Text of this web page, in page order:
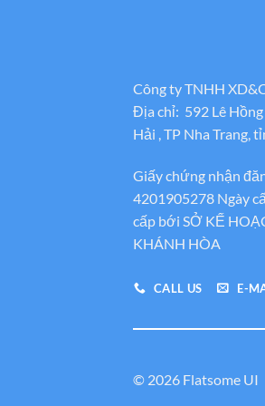
Công ty TNHH
Địa chỉ: 592 Lê
Hải , TP Nha Trang,
Giấy chứng nhận
4201905278 Ngày
cấp bới SỞ KẾ
KHÁNH HÒA
CALL US E-
© 2026 Flatsome UI